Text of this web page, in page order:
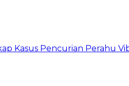
Kasus Pencurian Perahu